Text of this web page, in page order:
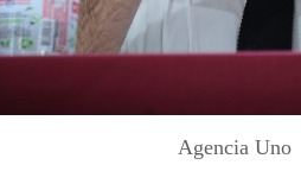
Agencia Uno